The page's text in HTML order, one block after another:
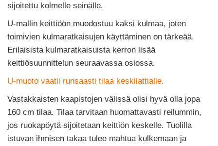
sijoitettu kolmelle seinälle.
U-mallin keittiöön muodostuu kaksi kulmaa, joten
toimivien kulmaratkaisujen käyttäminen on tärkeää.
Erilaisista kulmaratkaisuista kerron lisää
keittiösuunnittelun seuraavassa osiossa.
U-muoto vaatii runsaasti tilaa keskilattialle.
Vastakkaisten kaapistojen välissä olisi hyvä olla jopa
160 cm tilaa. Tilaa tarvitaan huomattavasti reilummin,
jos ruokapöytä sijoitetaan keittiön keskelle. Tuolilla
istuvan ihmisen takaa tulee mahtua kulkemaan ja